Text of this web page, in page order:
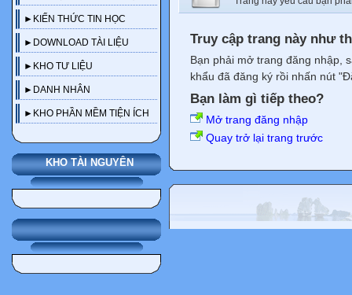
►KIẾN THỨC TIN HỌC
►DOWNLOAD TÀI LIỆU
►KHO TƯ LIỆU
►DANH NHÂN
►KHO PHẦN MỀM TIỆN ÍCH
KHO TÀI NGUYÊN
Truy cập trang này như
Bạn phải mở trang đăng nhập,
khẩu đã đăng ký rồi nhấn nút
Bạn làm gì tiếp theo?
Mở trang đăng nhập
Quay trở lại trang trước